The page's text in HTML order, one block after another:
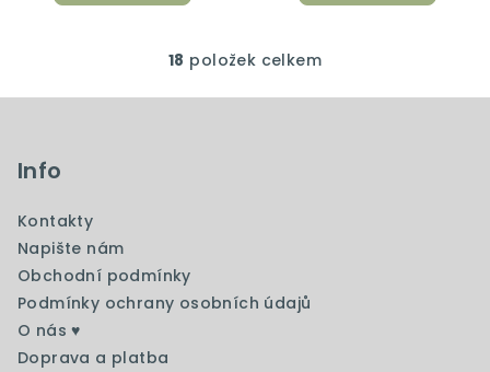
O
v
r
18 položek celkem
Info
Kontakty
Napište nám
Obchodní podmínky
Podmínky ochrany osobních údajů
O nás ♥️
Doprava a platba